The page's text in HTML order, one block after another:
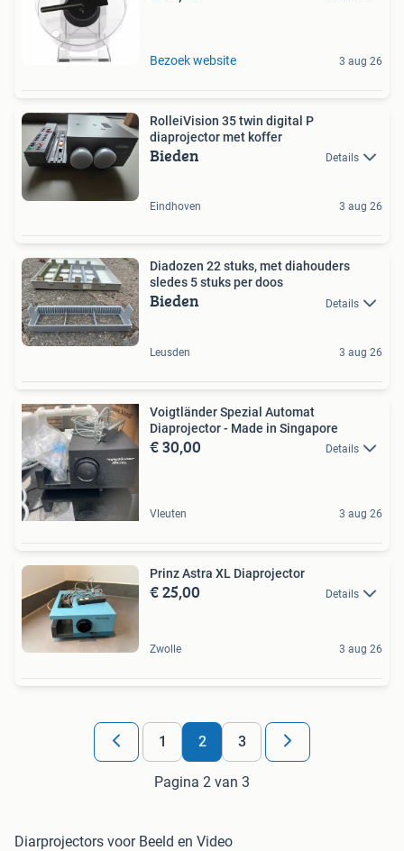
Bezoek website 3 aug 26
RolleiVision 35 twin digital P
diaprojector met koffer
Bieden Details
Eindhoven 3 aug 26
Diadozen 22 stuks, met diahouders
sledes 5 stuks per doos
Bieden Details
Leusden 3 aug 26
Voigtländer Spezial Automat
Diaprojector - Made in Singapore
€ 30,00 Details
Vleuten 3 aug 26
Prinz Astra XL Diaprojector
€ 25,00 Details
Zwolle 3 aug 26
1 2 3
Pagina 2 van 3
Diarprojectors voor Beeld en Video